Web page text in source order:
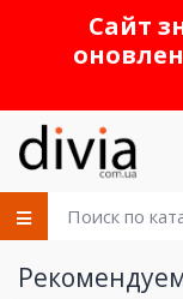
Сайт